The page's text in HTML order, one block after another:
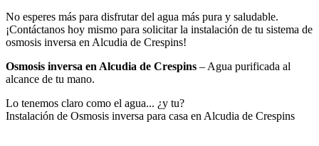
No esperes más para disfrutar del agua más pura y saludable.
¡Contáctanos hoy mismo para solicitar la instalación de tu sistema de
osmosis inversa en Alcudia de Crespins!
Osmosis inversa en Alcudia de Crespins – Agua purificada al
alcance de tu mano.
Lo tenemos claro como el agua... ¿y tu?
Instalación de Osmosis inversa para casa en Alcudia de Crespins